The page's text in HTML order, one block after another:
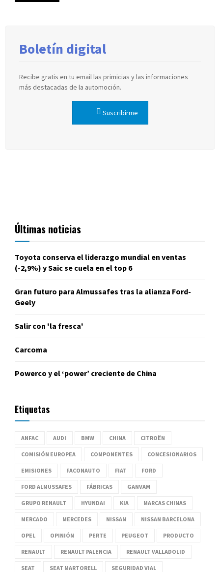
Boletín digital
Recibe gratis en tu email las primicias y las informaciones
más destacadas de la automoción.
Suscribirme
Últimas noticias
Toyota conserva el liderazgo mundial en ventas
(-2,9%) y Saic se cuela en el top 6
Gran futuro para Almussafes tras la alianza Ford-
Geely
Salir con 'la fresca'
Carcoma
Powerco y el ‘power’ creciente de China
Etiquetas
ANFAC AUDI BMW CHINA CITROËN
COMISIÓN EUROPEA COMPONENTES CONCESIONARIOS
EMISIONES FACONAUTO FIAT FORD
FORD ALMUSSAFES FÁBRICAS GANVAM
GRUPO RENAULT HYUNDAI KIA MARCAS CHINAS
MERCADO MERCEDES NISSAN NISSAN BARCELONA
OPEL OPINIÓN PERTE PEUGEOT PRODUCTO
RENAULT RENAULT PALENCIA RENAULT VALLADOLID
SEAT SEAT MARTORELL SEGURIDAD VIAL